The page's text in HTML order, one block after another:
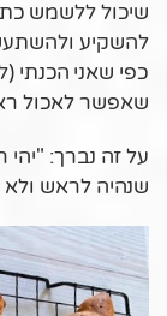
שיכול ללשמש
להשקיע
כפי שאני הכנתי
שאפשר לאכול
על זה נברך: "יהי
שנהיה לראש ולא